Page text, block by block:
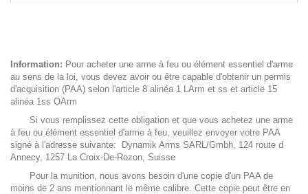
Information: Pour acheter une arme à feu ou élément essentiel d'arme
au sens de la loi, vous devez avoir ou être capable d'obtenir un permis
d'acquisition (PAA) selon l'article 8 alinéa 1 LArm et ss et article 15
alinéa 1ss OArm
Si vous remplissez cette obligation et que vous achetez une arme
à feu ou élément essentiel d'arme à feu, veuillez envoyer votre PAA
signé à l'adresse suivante: Dynamik Arms SARL/Gmbh, 124 route d
Annecy, 1257 La Croix-De-Rozon, Suisse
Pour la munition, nous avons besoin d'une copie d'un PAA de
moins de 2 ans mentionnant le même calibre. Cette copie peut être en